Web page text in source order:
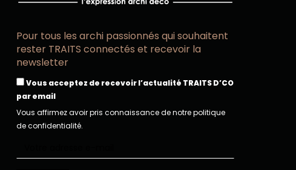
Pour tous les archi passionnés qui souhaitent
rester TRAITS connectés et recevoir la
newsletter
Vous acceptez de recevoir l’actualité TRAITS D’CO
par email
Vous affirmez avoir pris connaissance de notre politique
de confidentialité.